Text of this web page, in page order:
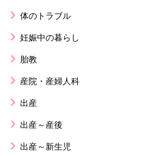
体のトラブル
妊娠中の暮らし
胎教
産院・産婦人科
出産
出産～産後
出産～新生児